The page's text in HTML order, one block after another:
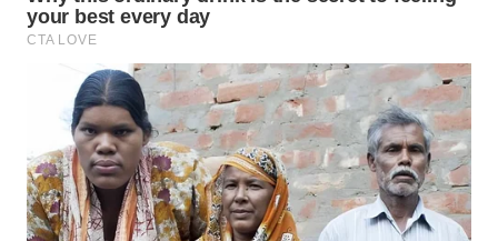
WISATA
WAHANA
Wahana
Network
KONSUMEN